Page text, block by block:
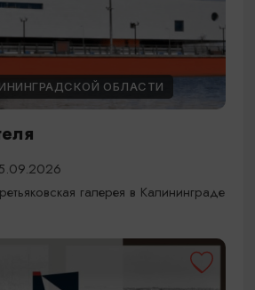
ОБЛАСТИ
галерея в Калининграде